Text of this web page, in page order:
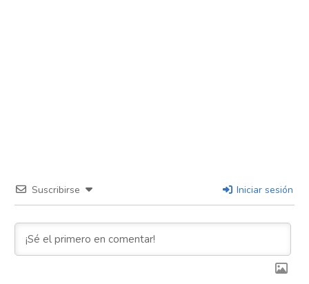
Suscribirse Iniciar sesión